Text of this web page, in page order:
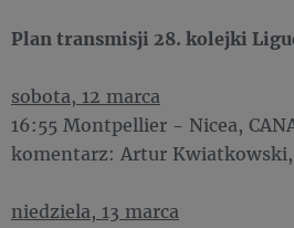
Plan transmisji 28. kolejki
sobota, 12 marca
16:55 Montpellier - Nicea,
komentarz: Artur Kwiatkowski,
niedziela, 13 marca